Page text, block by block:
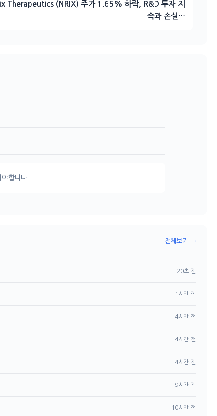
Therapeutics (NRIX) 주가 1.65% 하락, R&D 투자 지
속과 손실…
야합니다.
전체보기 →
20초 전
1시간 전
4시간 전
4시간 전
4시간 전
9시간 전
10시간 전